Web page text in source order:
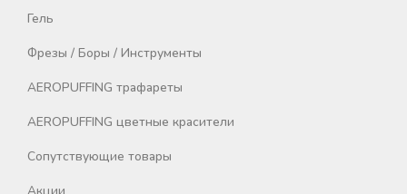
Гель
Фрезы / Боры / Инструменты
AEROPUFFING трафареты
AEROPUFFING цветные красители
Сопутствующие товары